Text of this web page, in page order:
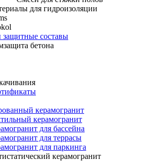
для гидроизоляции
составы
бетона
керамогранит
керамогранит
для бассейна
для террасы
для паркинга
керамогранит